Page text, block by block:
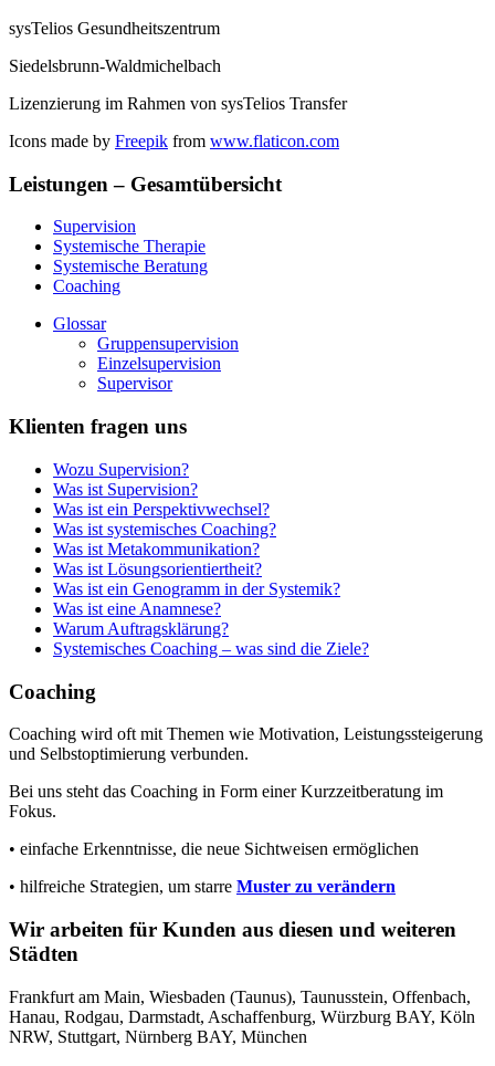
sysTelios Gesundheitszentrum
Siedelsbrunn-Waldmichelbach
Lizenzierung im Rahmen von sysTelios Transfer
Icons made by Freepik from www.flaticon.com
Leistungen – Gesamtübersicht
Supervision
Systemische Therapie
Systemische Beratung
Coaching
Glossar
Gruppensupervision
Einzelsupervision
Supervisor
Klienten fragen uns
Wozu Supervision?
Was ist Supervision?
Was ist ein Perspektivwechsel?
Was ist systemisches Coaching?
Was ist Metakommunikation?
Was ist Lösungsorientiertheit?
Was ist ein Genogramm in der Systemik?
Was ist eine Anamnese?
Warum Auftragsklärung?
Systemisches Coaching – was sind die Ziele?
Coaching
Coaching wird oft mit Themen wie Motivation, Leistungssteigerung
und Selbstoptimierung verbunden.
Bei uns steht das Coaching in Form einer Kurzzeitberatung im
Fokus.
• einfache Erkenntnisse, die neue Sichtweisen ermöglichen
• hilfreiche Strategien, um starre Muster zu verändern
Wir arbeiten für Kunden aus diesen und weiteren
Städten
Frankfurt am Main, Wiesbaden (Taunus), Taunusstein, Offenbach,
Hanau, Rodgau, Darmstadt, Aschaffenburg, Würzburg BAY, Köln
NRW, Stuttgart, Nürnberg BAY, München